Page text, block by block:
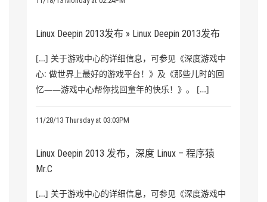
Linux Deepin 2013发布 » Linux Deepin 2013发布
[…] 关于游戏中心的详细信息，可参见《深度游戏中
心: 做世界上最好的游戏平台！》及《那些儿时的回
忆——游戏中心帮你找回童年的快乐！》。 […]
11/28/13 Thursday at 03:03PM
Linux Deepin 2013 发布，深度 Linux – 程序猿
Mr.C
[…] 关于游戏中心的详细信息，可参见《深度游戏中